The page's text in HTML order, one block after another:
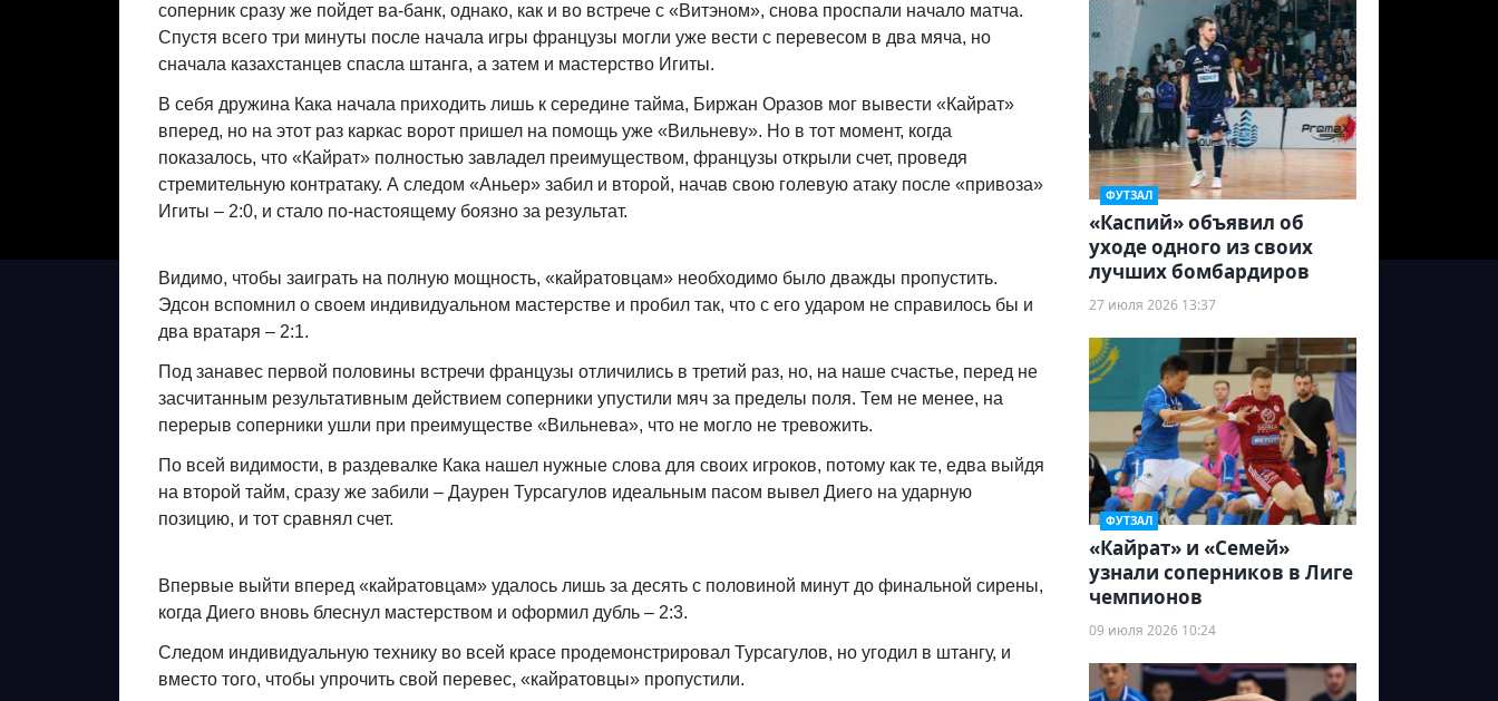
соперник сразу же пойдет ва-банк, однако, как и во встрече с «Витэном», снова проспали начало матча.
Спустя всего три минуты после начала игры французы могли уже вести с перевесом в два мяча, но
сначала казахстанцев спасла штанга, а затем и мастерство Игиты.
В себя дружина Кака начала приходить лишь к середине тайма, Биржан Оразов мог вывести «Кайрат»
вперед, но на этот раз каркас ворот пришел на помощь уже «Вильневу». Но в тот момент, когда
показалось, что «Кайрат» полностью завладел преимуществом, французы открыли счет, проведя
стремительную контратаку. А следом «Аньер» забил и второй, начав свою голевую атаку после «привоза»
Игиты – 2:0, и стало по-настоящему боязно за результат.
Видимо, чтобы заиграть на полную мощность, «кайратовцам» необходимо было дважды пропустить.
Эдсон вспомнил о своем индивидуальном мастерстве и пробил так, что с его ударом не справилось бы и
два вратаря – 2:1.
Под занавес первой половины встречи французы отличились в третий раз, но, на наше счастье, перед не
засчитанным результативным действием соперники упустили мяч за пределы поля. Тем не менее, на
перерыв соперники ушли при преимуществе «Вильнева», что не могло не тревожить.
По всей видимости, в раздевалке Кака нашел нужные слова для своих игроков, потому как те, едва выйдя
на второй тайм, сразу же забили – Даурен Турсагулов идеальным пасом вывел Диего на ударную
позицию, и тот сравнял счет.
Впервые выйти вперед «кайратовцам» удалось лишь за десять с половиной минут до финальной сирены,
когда Диего вновь блеснул мастерством и оформил дубль – 2:3.
Следом индивидуальную технику во всей красе продемонстрировал Турсагулов, но угодил в штангу, и
вместо того, чтобы упрочить свой перевес, «кайратовцы» пропустили.
ФУТЗАЛ
«Каспий» объявил об
уходе одного из своих
лучших бомбардиров
27 июля 2026 13:37
ФУТЗАЛ
«Кайрат» и «Семей»
узнали соперников в Лиге
чемпионов
09 июля 2026 10:24